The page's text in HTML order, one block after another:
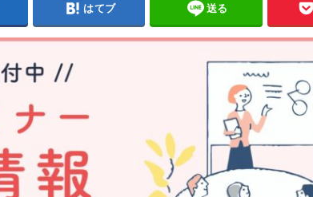
はてブ 送る